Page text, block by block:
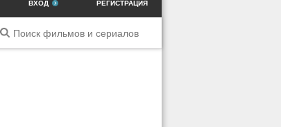
ВХОД РЕГИСТРАЦИЯ